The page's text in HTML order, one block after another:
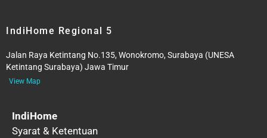
IndiHome Regional 5
Jalan Raya Ketintang No.135, Wonokromo, Surabaya (UNESA
Ketintang Surabaya) Jawa Timur
View Map
IndiHome
Syarat & Ketentuan